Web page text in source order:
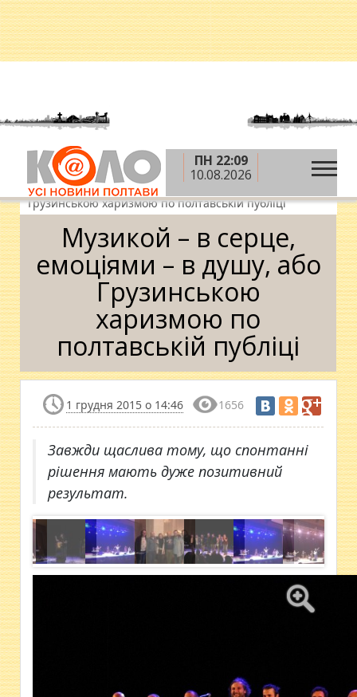
ПН 22:09
10.08.2026
Головна » Блоги » Ольга Коваленко
»Музикой – в серце, емоціями – в душу, або
Грузинською харизмою по полтавській публіці
Музикой – в серце,
емоціями – в душу, або
Грузинською
харизмою по
полтавській публіці
1 грудня 2015 о 14:46 1656
Завжди щаслива тому, що спонтанні
рішення мають дуже позитивний
результат.